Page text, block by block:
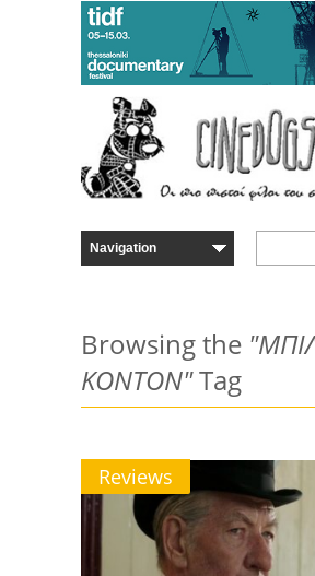
Browsing the
ΚΟΝΤΟΝ"Tag
Reviews